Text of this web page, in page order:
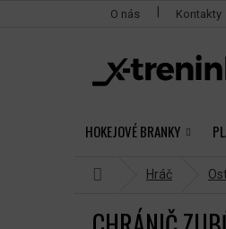
O nás Kontakty
HOKEJOVÉ BRANKY
Hráč